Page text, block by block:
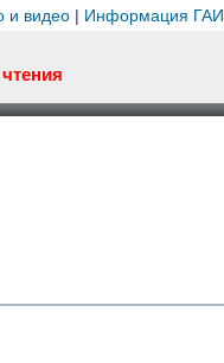
и видео| Информация ГАИ